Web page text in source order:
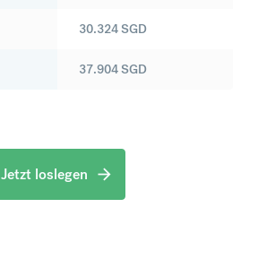
30.324SGD
37.904SGD
Jetzt loslegen